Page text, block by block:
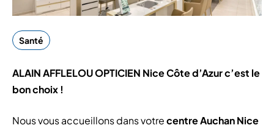
Santé
ALAIN AFFLELOU OPTICIEN Nice Côte d’Azur c’est le
bon choix !
Nous vous accueillons dans votrecentre Auchan Nice